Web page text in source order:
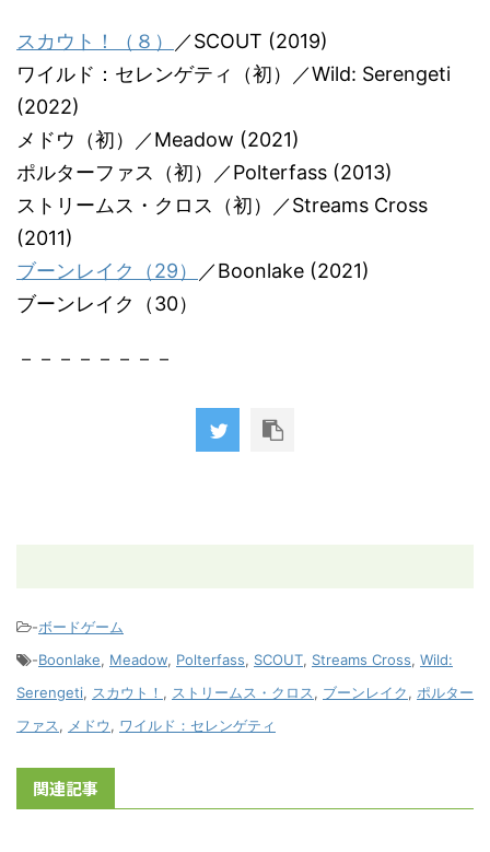
スカウト！（８）
／SCOUT (2019)
ワイルド：セレンゲティ（初）／Wild: Serengeti
(2022)
メドウ（初）／Meadow (2021)
ポルターファス（初）／Polterfass (2013)
ストリームス・クロス（初）／Streams Cross
(2011)
ブーンレイク（29）
／Boonlake (2021)
ブーンレイク（30）
－－－－－－－－
-ボードゲーム
-Boonlake, Meadow, Polterfass, SCOUT, Streams Cross, Wild:
Serengeti, スカウト！ , ストリームス・クロス, ブーンレイク, ポルター
ファス, メドウ, ワイルド：セレンゲティ
関連記事